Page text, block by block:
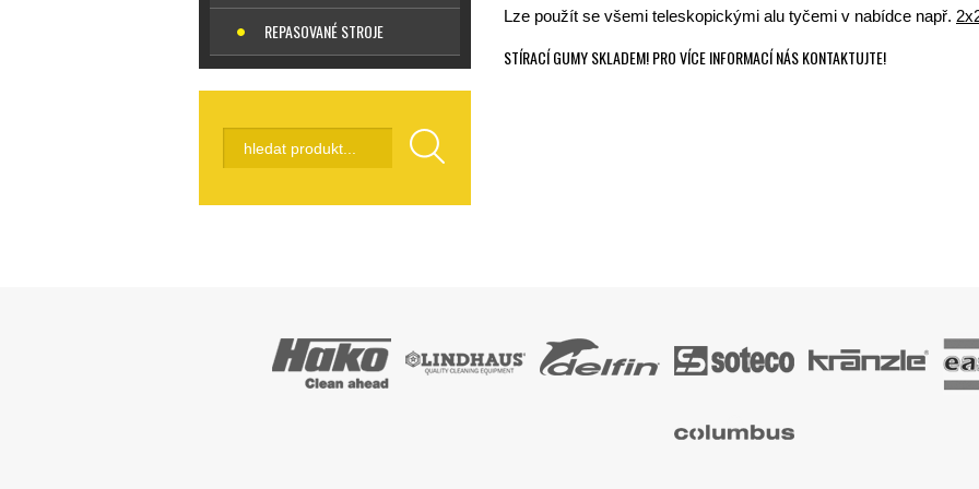
REPASOVANÉ STROJE
Lze použít se všemi teleskopickými alu tyčemi v nabídce např.
STÍRACÍ GUMY SKLADEM! PRO VÍCE INFORMACÍ NÁS KONTAKTUJTE!